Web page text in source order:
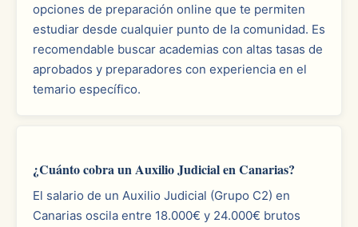
opciones de preparación online que te permiten
estudiar desde cualquier punto de la comunidad. Es
recomendable buscar academias con altas tasas de
aprobados y preparadores con experiencia en el
temario específico.
¿Cuánto cobra un Auxilio Judicial en Canarias?
El salario de un Auxilio Judicial (Grupo C2) en
Canarias oscila entre 18.000€ y 24.000€ brutos